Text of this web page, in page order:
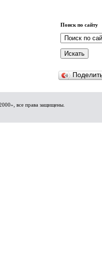
Поиск по сайту
все права защищены.